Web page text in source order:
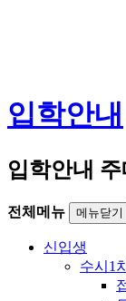
입학안내
입학안내
전체메뉴 메뉴닫기
신입생
수시1